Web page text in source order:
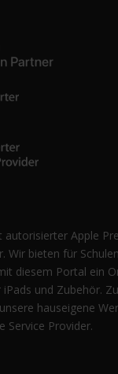
autorisierter Apple
Wir bieten für
diesem Portal ein
und Zubehör.
hauseigene
Service Provider.